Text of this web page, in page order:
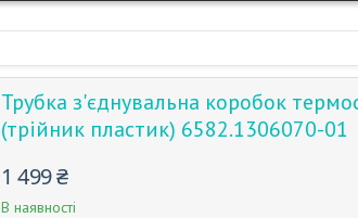
Трубка з'єднувальна коробок
(трійник пластик) 6582.1306070-01
1 499 ₴
В наявності